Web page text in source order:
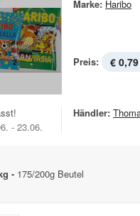
Marke: Haribo
Preis: € 0,79
- 23.06.
Händler:
- 175/200g Beutel